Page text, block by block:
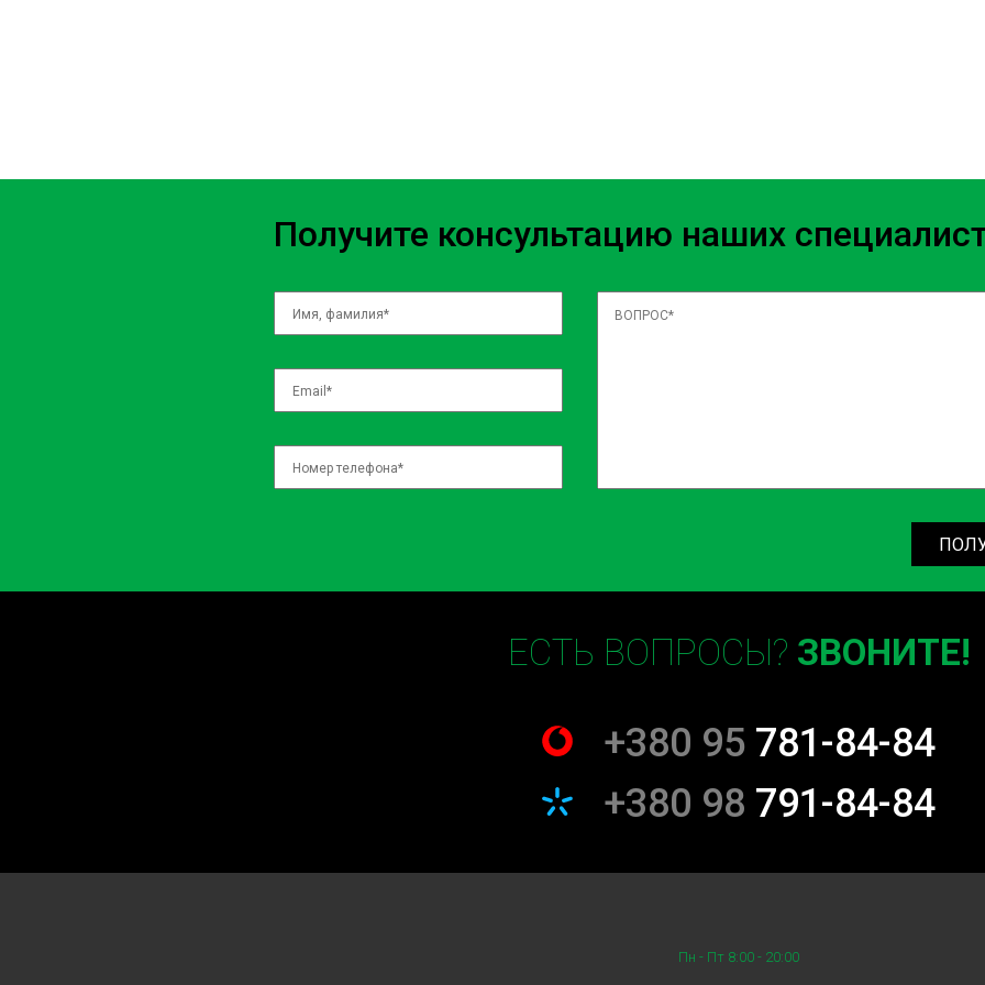
praesentium odit assumenda tenetur ad facere maxime at ratione hic vitae itaque magnam,
Получите консультацию наших
ЕСТЬ ВОПРОСЫ? ЗВОНИТЕ!
+380 95 781-84-84
+380 98 791-84-84
Пн - Пт 8:00 - 20:00